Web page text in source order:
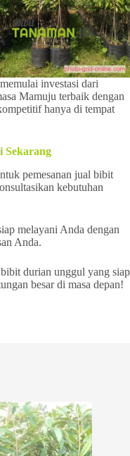
investasi dari
Mamuju terbaik dengan
hanya di tempat
Sekarang
pemesanan jual bibit
kebutuhan
melayani Anda dengan
Anda.
durian unggul yang siap
besar di masa depan!